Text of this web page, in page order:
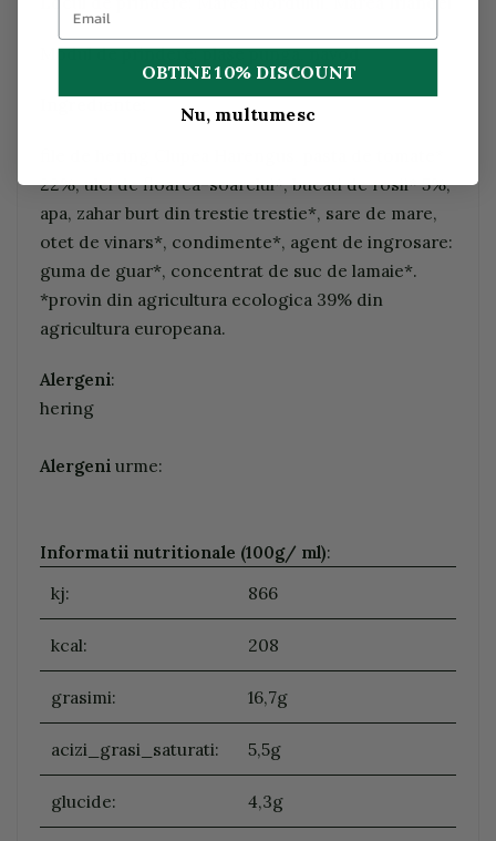
Modul de prindere: plase punga, navod
22%, ulei de floarea-soarelui*, bucati de rosii* 5%,
apa, zahar burt din trestie trestie*, sare de mare,
otet de vinars*, condimente*, agent de ingrosare:
guma de guar*, concentrat de suc de lamaie*.
*provin din agricultura ecologica 39% din
agricultura europeana.
Alergeni:
hering
Alergeni urme:
Informatii nutritionale (100g/ ml):
kj:
866
kcal: 208
grasimi: 16,7g
acizi_grasi_saturati: 5,5g
glucide: 4,3g
OBTINE 10% DISCOUNT
Nu, multumesc